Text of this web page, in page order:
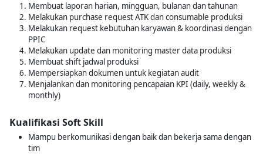
Membuat laporan harian, mingguan, bulanan dan tahunan
Melakukan purchase request ATK dan consumable produksi
Melakukan request kebutuhan karyawan & koordinasi dengan
PPIC
Melakukan update dan monitoring master data produksi
Membuat shift jadwal produksi
Mempersiapkan dokumen untuk kegiatan audit
Menjalankan dan monitoring pencapaian KPI (daily, weekly &
monthly)
Kualifikasi Soft Skill
Mampu berkomunikasi dengan baik dan bekerja sama dengan
tim